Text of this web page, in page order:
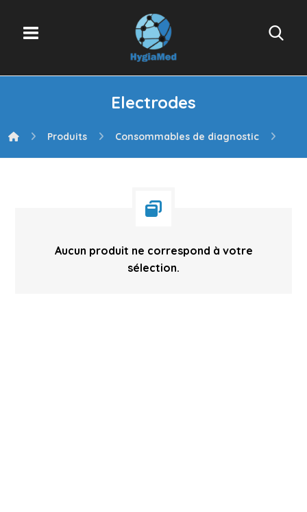
Electrodes
Produits Consommables de diagnostic
Aucun produit ne correspond à votre
sélection.